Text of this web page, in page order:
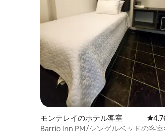
モンテレイのホテル客室 レビ
Barrio Inn PM/シングルベッドの客